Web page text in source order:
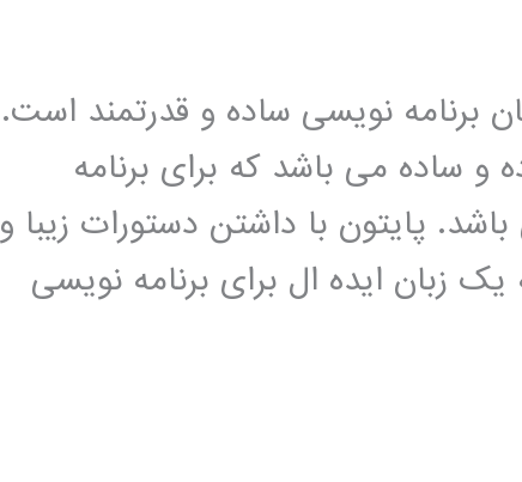
برنامه نویسی ساده و قدرتمند است.
و ساده می باشد که برای برنامه
پایتون با داشتن دستورات زیبا و
زبان ایده ال برای برنامه نویسی